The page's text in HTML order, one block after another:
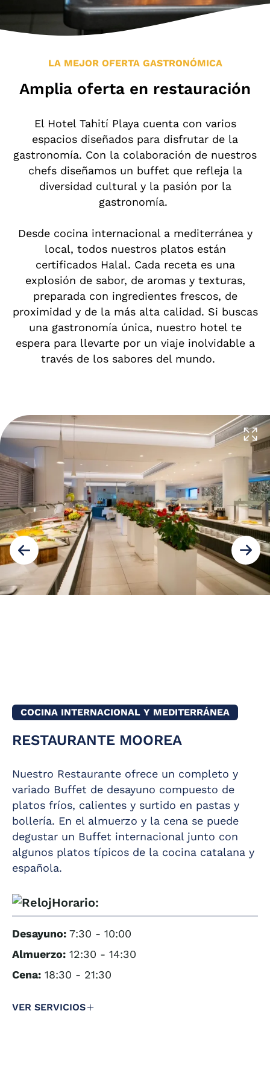
Ubicación y Contacto
Ocio en la Zona
LA MEJOR OFERTA GASTRONÓMICA
Amplia oferta en restauración
El Hotel Tahití Playa cuenta con varios
espacios diseñados para disfrutar de la
gastronomía. Con la colaboración de nuestros
chefs diseñamos un buffet que refleja la
diversidad cultural y la pasión por la
gastronomía.
Desde cocina internacional a mediterránea y
local, todos nuestros platos están
certificados Halal. Cada receta es una
explosión de sabor, de aromas y texturas,
preparada con ingredientes frescos, de
proximidad y de la más alta calidad. Si buscas
una gastronomía única, nuestro hotel te
espera para llevarte por un viaje inolvidable a
través de los sabores del mundo.
COCINA INTERNACIONAL Y MEDITERRÁNEA
RESTAURANTE MOOREA
Nuestro Restaurante ofrece un completo y
variado Buffet de desayuno compuesto de
platos fríos, calientes y surtido en pastas y
bollería. En el almuerzo y la cena se puede
degustar un Buffet internacional junto con
algunos platos típicos de la cocina catalana y
española.
Horario:
Desayuno: 7:30 - 10:00
Almuerzo: 12:30 - 14:30
Cena: 18:30 - 21:30
VER SERVICIOS
Showcooking
Carta de vinos
Buffet infantil
Opciones sin